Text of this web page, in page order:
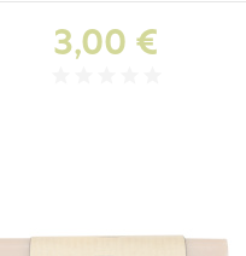
Prix
3,00 €